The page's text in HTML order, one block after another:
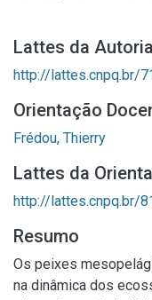
Lattes da Autoria
http://lattes.cnpq.br/
Orientação
Frédou, Thierry
Lattes da
http://lattes.cnpq.br/
Resumo
Os peixes
na dinâmica dos